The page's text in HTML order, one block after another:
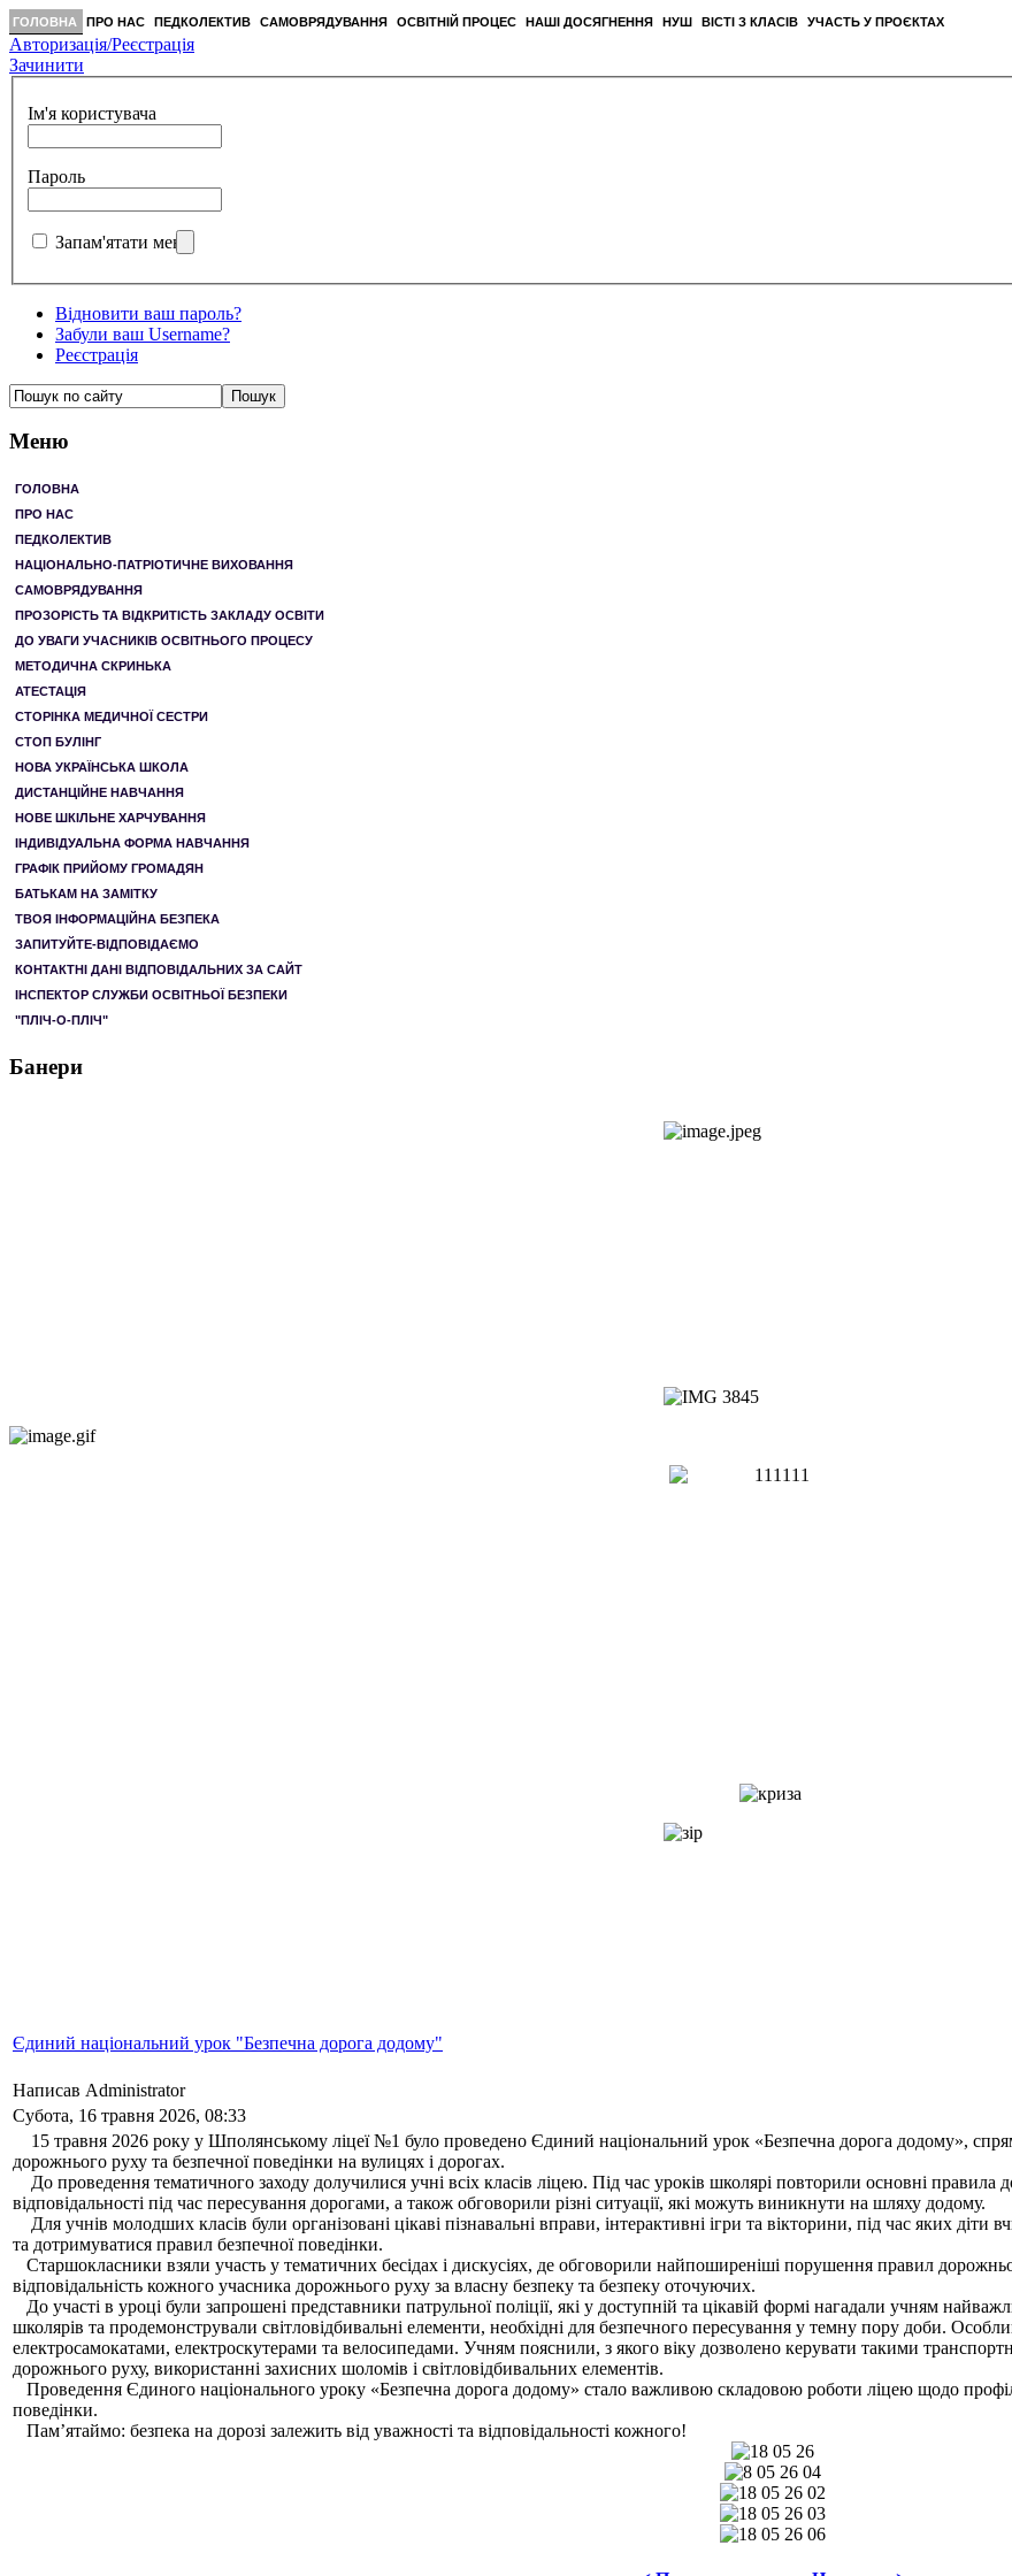
ГОЛОВНА ПРО НАС ПЕДКОЛЕКТИВ САМОВРЯДУВАННЯ ОСВІТНІЙ ПРОЦЕС НАШІ ДОСЯГНЕННЯ НУШ ВІСТІ З КЛАСІВ УЧАСТЬ У ПРОЄКТАХ
Авторизація/Реєстрація
Зачинити
Ім'я користувача
Пароль
Запам'ятати мене
Відновити ваш пароль?
Забули ваш Username?
Реєстрація
Меню
ГОЛОВНА
ПРО НАС
ПЕДКОЛЕКТИВ
НАЦІОНАЛЬНО-ПАТРІОТИЧНЕ ВИХОВАННЯ
САМОВРЯДУВАННЯ
ПРОЗОРІСТЬ ТА ВІДКРИТІСТЬ ЗАКЛАДУ ОСВІТИ
ДО УВАГИ УЧАСНИКІВ ОСВІТНЬОГО ПРОЦЕСУ
МЕТОДИЧНА СКРИНЬКА
АТЕСТАЦІЯ
СТОРІНКА МЕДИЧНОЇ СЕСТРИ
СТОП БУЛІНГ
НОВА УКРАЇНСЬКА ШКОЛА
ДИСТАНЦІЙНЕ НАВЧАННЯ
НОВЕ ШКІЛЬНЕ ХАРЧУВАННЯ
ІНДИВІДУАЛЬНА ФОРМА НАВЧАННЯ
ГРАФІК ПРИЙОМУ ГРОМАДЯН
БАТЬКАМ НА ЗАМІТКУ
ТВОЯ ІНФОРМАЦІЙНА БЕЗПЕКА
ЗАПИТУЙТЕ-ВІДПОВІДАЄМО
КОНТАКТНІ ДАНІ ВІДПОВІДАЛЬНИХ ЗА САЙТ
ІНСПЕКТОР СЛУЖБИ ОСВІТНЬОЇ БЕЗПЕКИ
"ПЛІЧ-О-ПЛІЧ"
Банери
Єдиний національний урок "Безпечна дорога додому"
Написав Administrator
Субота, 16 травня 2026, 08:33
15 травня 2026 року у Шполянському ліцеї №1 було проведено Єдиний національний урок «Безпечна дорога додому»,
дорожнього руху та безпечної поведінки на вулицях і дорогах.
До проведення тематичного заходу долучилися учні всіх класів ліцею. Під час уроків школярі повторили основні правила
відповідальності під час пересування дорогами, а також обговорили різні ситуації, які можуть виникнути на шляху додому.
Для учнів молодших класів були організовані цікаві пізнавальні вправи, інтерактивні ігри та вікторини, під час яких
та дотримуватися правил безпечної поведінки.
Старшокласники взяли участь у тематичних бесідах і дискусіях, де обговорили найпоширеніші порушення правил
відповідальність кожного учасника дорожнього руху за власну безпеку та безпеку оточуючих.
До участі в уроці були запрошені представники патрульної поліції, які у доступній та цікавій формі нагадали учням
школярів та продемонстрували світловідбивальні елементи, необхідні для безпечного пересування у темну пору доби.
електросамокатами, електроскутерами та велосипедами. Учням пояснили, з якого віку дозволено керувати такими
дорожнього руху, використанні захисних шоломів і світловідбивальних елементів.
Проведення Єдиного національного уроку «Безпечна дорога додому» стало важливою складовою роботи ліцею щодо
поведінки.
Пам’ятаймо: безпека на дорозі залежить від уважності та відповідальності кожного!